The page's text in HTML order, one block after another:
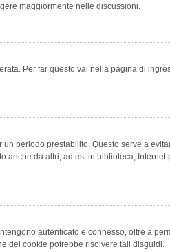
maggiormente nelle discussioni.
Per far questo vai nella pagina di
periodo prestabilito. Questo serve a
da altri, ad es. in biblioteca,
autenticato e connesso, oltre a
dei cookie potrebbe risolvere tali disguidi.